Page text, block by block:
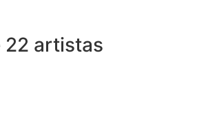
22 artistas